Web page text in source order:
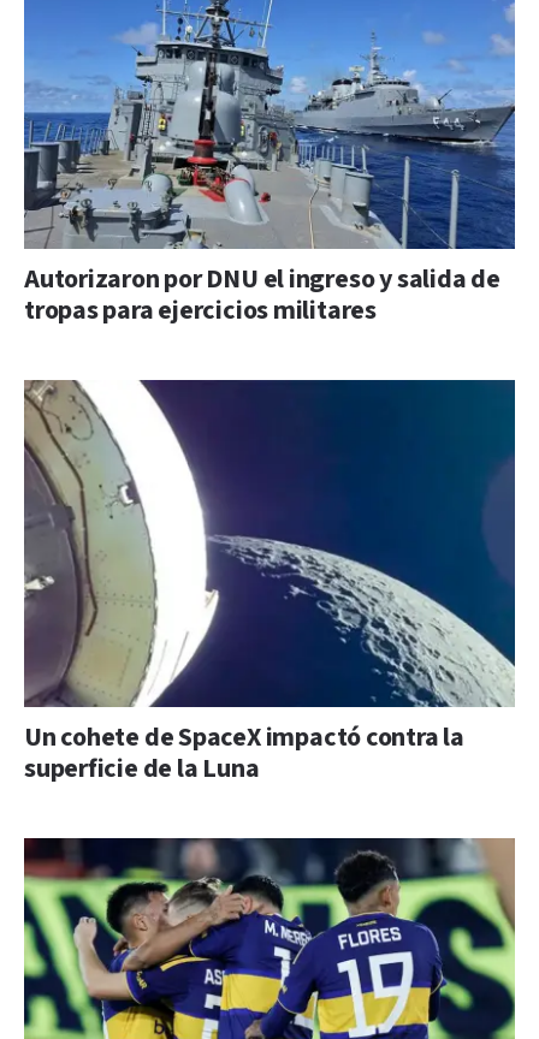
Autorizaron por DNU el ingreso y salida de
tropas para ejercicios militares
Un cohete de SpaceX impactó contra la
superficie de la Luna